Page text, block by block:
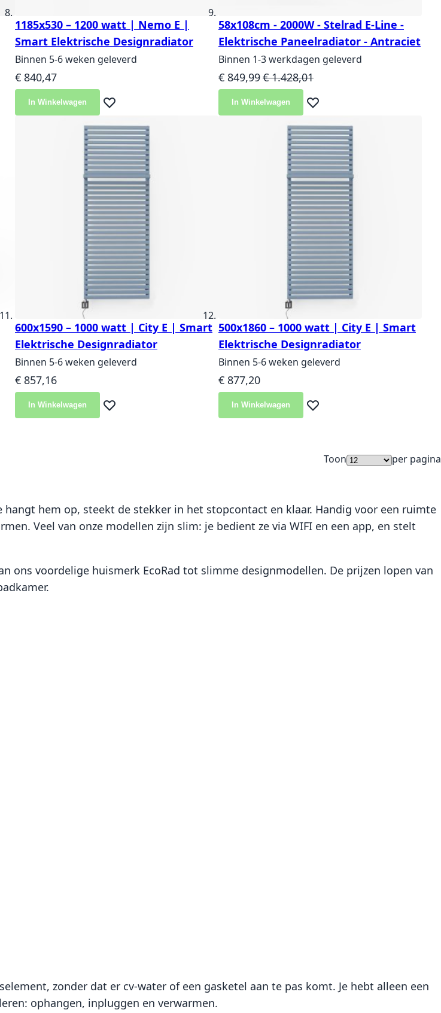
1185x530 – 1200 watt | Nemo E |
Smart Elektrische Designradiator
Binnen 5-6 weken geleverd
€ 840,47
In Winkelwagen Voeg toe aan verlanglijst
58x108cm - 2000W - Stelrad E-Line -
Elektrische Paneelradiator - Antraciet
Binnen 1-3 werkdagen geleverd
Speciale prijs
€ 849,99Normale prijs
€ 1.428,01
In Winkelwagen Voeg toe aan verlanglijst
600x1590 – 1000 watt | City E | Smart
Elektrische Designradiator
Binnen 5-6 weken geleverd
€ 857,16
In Winkelwagen Voeg toe aan verlanglijst
500x1860 – 1000 watt | City E | Smart
Elektrische Designradiator
Binnen 5-6 weken geleverd
€ 877,20
In Winkelwagen Voeg toe aan verlanglijst
Toon per pagina
hem op, steekt de stekker in het stopcontact en klaar. Handig voor een ruimte
Veel van onze modellen zijn slim: je bedient ze via WIFI en een app, en stelt
ons voordelige huismerk EcoRad tot slimme designmodellen. De prijzen lopen van
zonder dat er cv-water of een gasketel aan te pas komt. Je hebt alleen een
ophangen, inpluggen en verwarmen.